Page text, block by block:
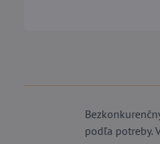
podľa potreby.